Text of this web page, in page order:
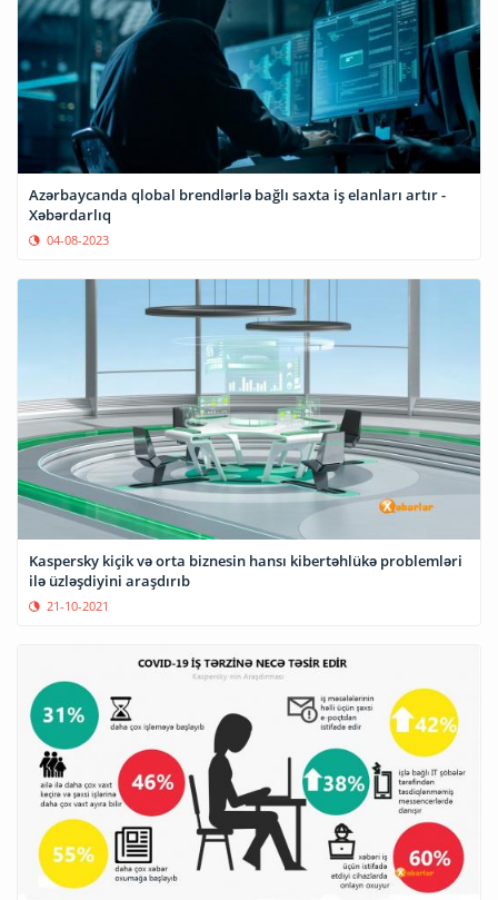
Azərbaycanda qlobal brendlərlə bağlı saxta iş elanları artır -
Xəbərdarlıq
04-08-2023
Kaspersky kiçik və orta biznesin hansı kibertəhlükə problemləri
ilə üzləşdiyini araşdırıb
21-10-2021